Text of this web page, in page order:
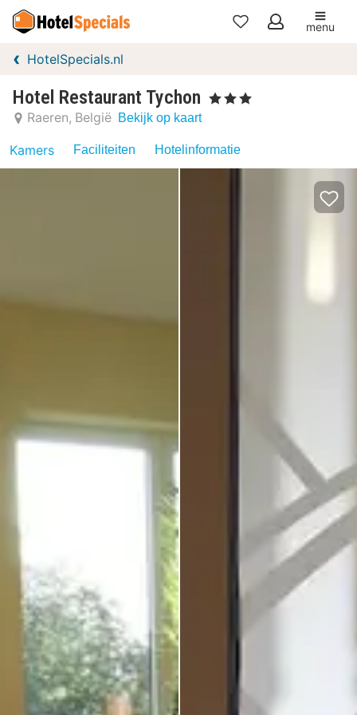
Mijn
menu
HotelSpecials.nl
Hotel Restaurant Tychon , 3 Sterren
Raeren België Bekijk op kaart
Kamers Faciliteiten Hotelinformatie